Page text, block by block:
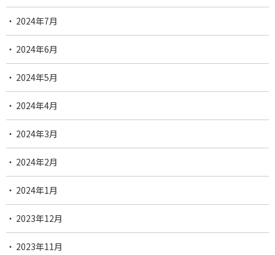
2024年7月
2024年6月
2024年5月
2024年4月
2024年3月
2024年2月
2024年1月
2023年12月
2023年11月